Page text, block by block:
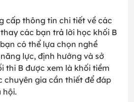
cấp thông tin chi tiết về các
các bạn trả lời học khối B
có thể lựa chọn nghề
lực, định hướng và sở
thi B được xem là khối tiềm
chuyên gia cần thiết để đáp
hội.